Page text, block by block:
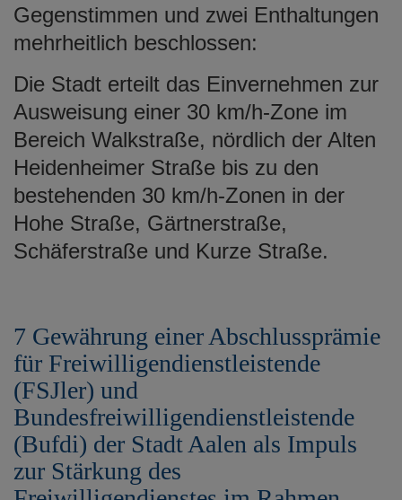
Gegenstimmen und zwei Enthaltungen
mehrheitlich beschlossen:
Die Stadt erteilt das Einvernehmen zur
Ausweisung einer 30 km/h-Zone im
Bereich Walkstraße, nördlich der Alten
Heidenheimer Straße bis zu den
bestehenden 30 km/h-Zonen in der
Hohe Straße, Gärtnerstraße,
Schäferstraße und Kurze Straße.
7 Gewährung einer Abschlussprämie
für Freiwilligendienstleistende
(FSJler) und
Bundesfreiwilligendienstleistende
(Bufdi) der Stadt Aalen als Impuls
zur Stärkung des